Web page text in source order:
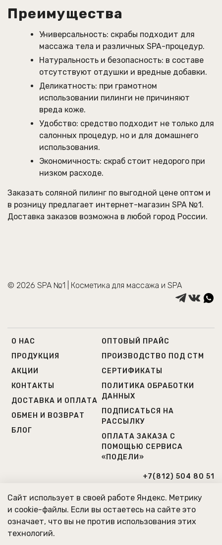
Преимущества
Универсальность: скрабы подходит для
массажа тела и различных SPA-процедур.
Натуральность и безопасность: в составе
отсутствуют отдушки и вредные добавки.
Деликатность: при грамотном
использовании пилинги не причиняют
вреда коже.
Удобство: средство подходит не только для
салонных процедур, но и для домашнего
использования.
Экономичность: скраб стоит недорого при
низком расходе.
Заказать соляной пилинг по выгодной цене оптом и
в розницу предлагает интернет-магазин SPA №1.
Доставка заказов возможна в любой город России.
О НАС
ПРОДУКЦИЯ
АКЦИИ
КОНТАКТЫ
ДОСТАВКА И ОПЛАТА
ОБМЕН И ВОЗВРАТ
БЛОГ
ОПТОВЫЙ ПРАЙС
ПРОИЗВОДСТВО ПОД СТМ
СЕРТИФИКАТЫ
ПОЛИТИКА ОБРАБОТКИ
ДАННЫХ
ПОДПИСАТЬСЯ НА
РАССЫЛКУ
ОПЛАТА ЗАКАЗА С
ПОМОЩЬЮ СЕРВИСА
«ПОДЕЛИ»
+7(812) 504 80 51
Г. САНКТ-ПЕТЕРБУРГ
МЫ РАБОТАЕМ ПО БУДНЯМ
© 2026 SPA №1 | Косметика для массажа и SPA
Сайт использует в своей работе Яндекс. Метрику
и cookie-файлы. Если вы остаетесь на сайте это
означает, что вы не против использования этих
технологий.